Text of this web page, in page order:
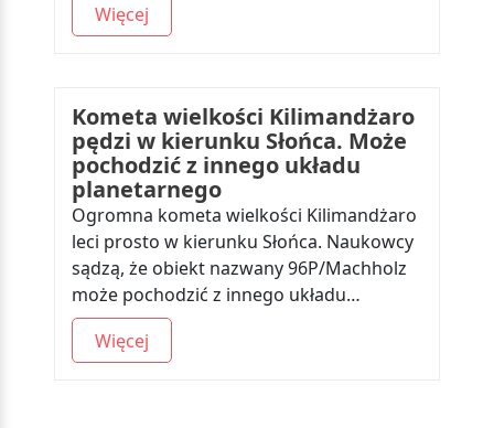
Więcej
Kometa wielkości Kilimandżaro
pędzi w kierunku Słońca. Może
pochodzić z innego układu
planetarnego
Ogromna kometa wielkości Kilimandżaro
leci prosto w kierunku Słońca. Naukowcy
sądzą, że obiekt nazwany 96P/Machholz
może pochodzić z innego układu…
Więcej